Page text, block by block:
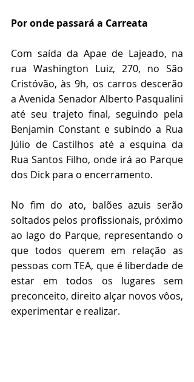
Por onde passará a Carreata
Com saída da Apae de Lajeado, na
rua Washington Luiz, 270, no São
Cristóvão, às 9h, os carros descerão
a Avenida Senador Alberto Pasqualini
até seu trajeto final, seguindo pela
Benjamin Constant e subindo a Rua
Júlio de Castilhos até a esquina da
Rua Santos Filho, onde irá ao Parque
dos Dick para o encerramento.
No fim do ato, balões azuis serão
soltados pelos profissionais, próximo
ao lago do Parque, representando o
que todos querem em relação as
pessoas com TEA, que é liberdade de
estar em todos os lugares sem
preconceito, direito alçar novos vôos,
experimentar e realizar.